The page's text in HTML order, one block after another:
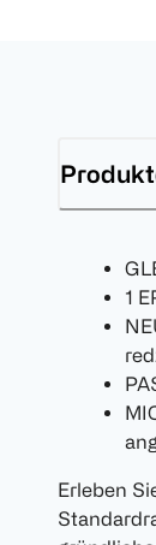
1
Erleben